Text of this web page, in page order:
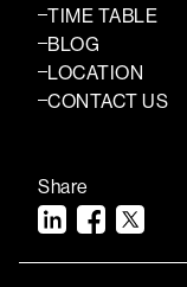
TIME TABLE
BLOG
LOCATION
CONTACT US
Share